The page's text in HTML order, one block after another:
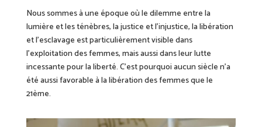
Nous sommes à une époque où le dilemme entre la
lumière et les ténèbres, la justice et l’injustice, la libération
et l’esclavage est particulièrement visible dans
l’exploitation des femmes, mais aussi dans leur lutte
incessante pour la liberté. C’est pourquoi aucun siècle n’a
été aussi favorable à la libération des femmes que le
21ème.